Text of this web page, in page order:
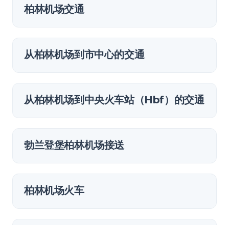
柏林机场交通
从柏林机场到市中心的交通
从柏林机场到中央火车站（Hbf）的交通
勃兰登堡柏林机场接送
柏林机场火车